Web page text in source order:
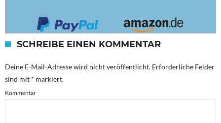
SCHREIBE EINEN KOMMENTAR
Deine E-Mail-Adresse wird nicht veröffentlicht. Erforderliche Felder
sind mit * markiert.
Kommentar